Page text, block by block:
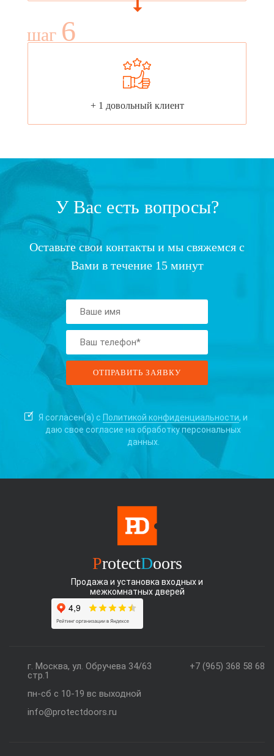
шаг 6
+ 1 довольный клиент
У Вас есть вопросы?
Оставьте свои контакты и мы свяжемся с
Вами в течение 15 минут
Я согласен(а) с Политикой конфиденциальности, и
даю свое согласие на обработку персональных
данных.
ProtectDoors
Продажа и установка входных и
межкомнатных дверей
+7 (965) 368 58 68
г. Москва, ул. Обручева 34/63
стр.1
пн-сб с 10-19 вс выходной
info@protectdoors.ru